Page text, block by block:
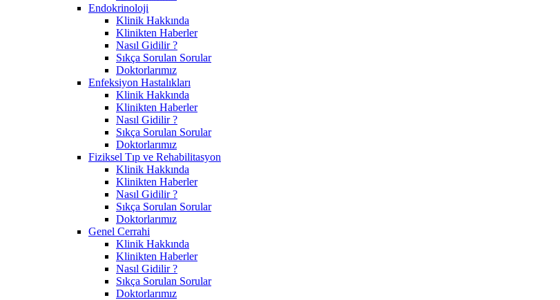
Endokrinoloji
Klinik Hakkında
Klinikten Haberler
Nasıl Gidilir ?
Sıkça Sorulan Sorular
Doktorlarımız
Enfeksiyon Hastalıkları
Klinik Hakkında
Klinikten Haberler
Nasıl Gidilir ?
Sıkça Sorulan Sorular
Doktorlarımız
Fiziksel Tıp ve Rehabilitasyon
Klinik Hakkında
Klinikten Haberler
Nasıl Gidilir ?
Sıkça Sorulan Sorular
Doktorlarımız
Genel Cerrahi
Klinik Hakkında
Klinikten Haberler
Nasıl Gidilir ?
Sıkça Sorulan Sorular
Doktorlarımız